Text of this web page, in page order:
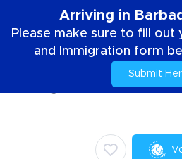
Arriving in
Please make sure to fill out
and Immigration form
Submit
Dingen om te doen Culinair